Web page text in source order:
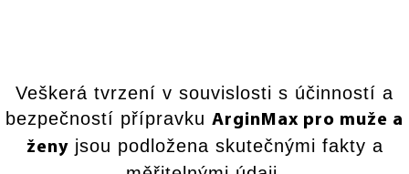
Veškerá tvrzení v souvislosti s účinností a
bezpečností přípravku ArginMax pro muže a
ženyjsou podložena skutečnými fakty a